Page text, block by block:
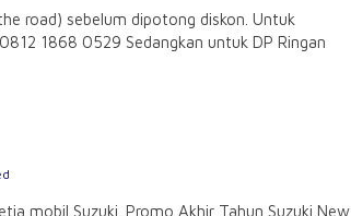
road) sebelum dipotong diskon. Untuk
1868 0529 Sedangkan untuk DP Ringan
mobil Suzuki. Promo Akhir Tahun Suzuki New